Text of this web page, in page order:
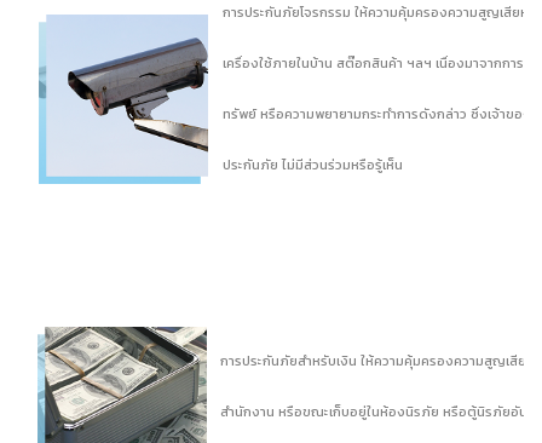
การประกันภัยโจรกรรม ให้ความคุ้มครองความสูญเสียห
เครื่องใช้ภายในบ้าน สต๊อกสินค้า ฯลฯ เนื่องมาจากกา
ทรัพย์ หรือความพยายามกระทำการดังกล่าว ซึ่งเจ้าขอ
ประกันภัย ไม่มีส่วนร่วมหรือรู้เห็น
การประกันภัยสำหรับเงิน ให้ความคุ้มครองความสูญเสีย
สำนักงาน หรือขณะเก็บอยู่ในห้องนิรภัย หรือตู้นิรภัยอันเ